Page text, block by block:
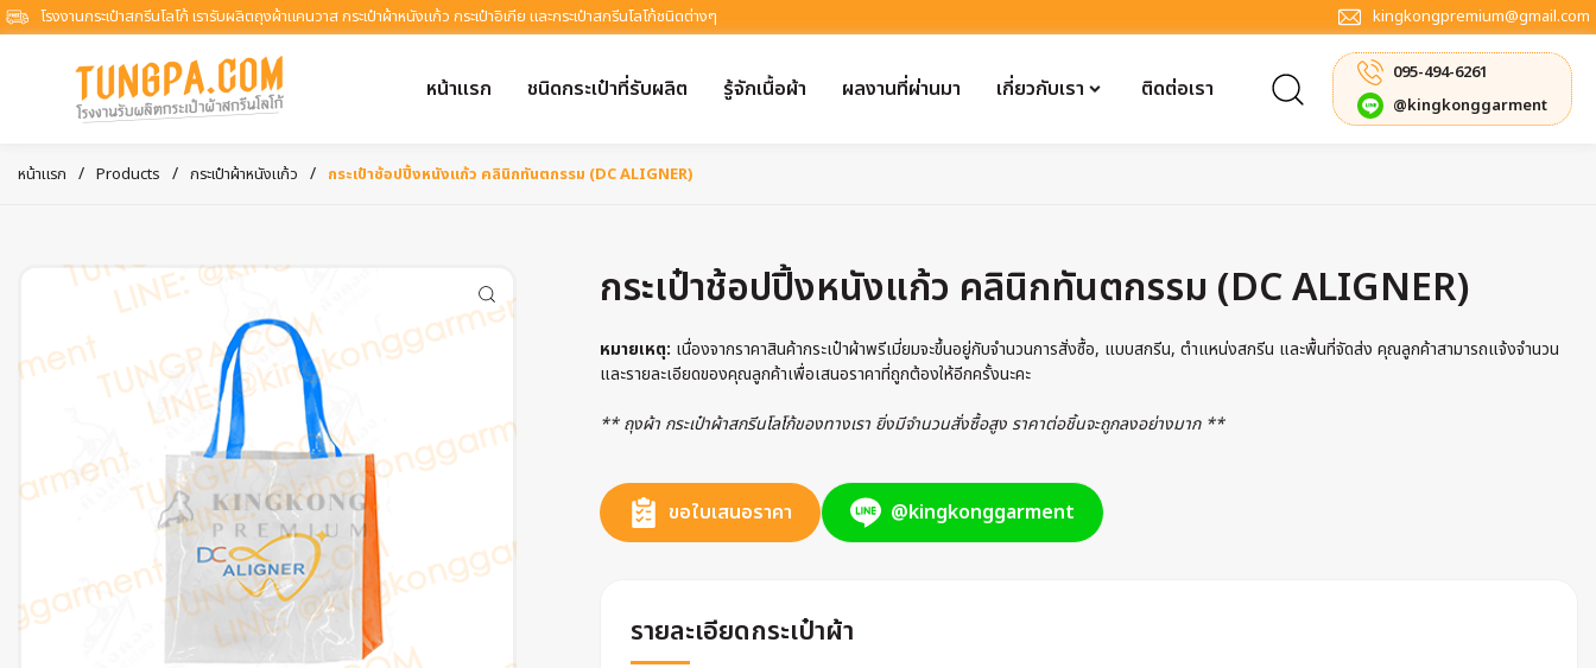
โรงงานกระเป๋าสกรีนโลโก้ เรารับผลิตถุงผ้าแคนวาส กระเป๋าผ้าหนังแก้ว กระเป๋าอิเกีย และกระเป๋าสกรีนโลโก้ชนิดต่างๆ kingkongpremium@gmail.com
หน้าแรก ชนิดกระเป๋าที่รับผลิต รู้จักเนื้อผ้า ผลงานที่ผ่านมา เกี่ยวกับเรา ติดต่อเรา
095-494-6261
@kingkonggarment
หน้าแรก / Products / กระเป๋าผ้าหนังแก้ว / กระเป๋าช้อปปิ้งหนังแก้ว คลินิกทันตกรรม (DC ALIGNER)
กระเป๋าช้อปปิ้งหนังแก้ว คลินิกทันตกรรม (DC ALIGNER)
หมายเหตุ: เนื่องจากราคาสินค้ากระเป๋าผ้าพรีเมี่ยมจะขึ้นอยู่กับจำนวนการสั่งซื้อ, แบบสกรีน, ตำแหน่งสกรีน และพื้นที่จัดส่ง คุณลูกค้าสามารถแจ้งจำนวน
และรายละเอียดของคุณลูกค้าเพื่อเสนอราคาที่ถูกต้องให้อีกครั้งนะคะ
** ถุงผ้า กระเป๋าผ้าสกรีนโลโก้ของทางเรา ยิ่งมีจำนวนสั่งซื้อสูง ราคาต่อชิ้นจะถูกลงอย่างมาก **
ขอใบเสนอราคา @kingkonggarment
รายละเอียดกระเป๋าผ้า